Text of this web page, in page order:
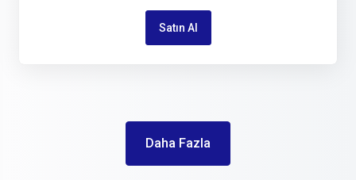
Satın Al
Daha Fazla